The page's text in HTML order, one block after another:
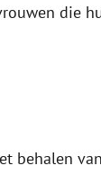
die
behalen